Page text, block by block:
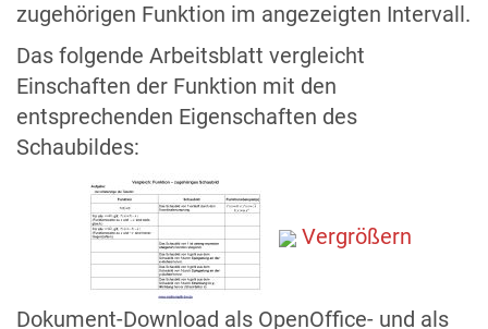
zugehörigen Funktion im angezeigten Intervall.
Das folgende Arbeitsblatt vergleicht
Einschaften der Funktion mit den
entsprechenden Eigenschaften des
Schaubildes:
Vergrößern
Dokument-Download als OpenOffice- und als